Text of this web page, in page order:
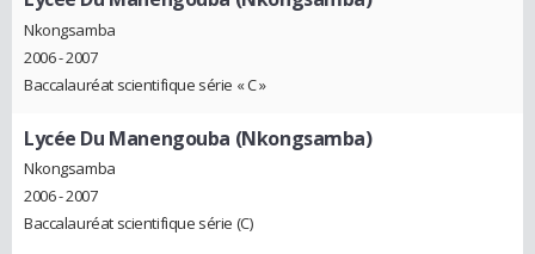
Nkongsamba
2006 - 2007
Baccalauréat scientifique série « C »
Lycée Du Manengouba (Nkongsamba)
Nkongsamba
2006 - 2007
Baccalauréat scientifique série (C)